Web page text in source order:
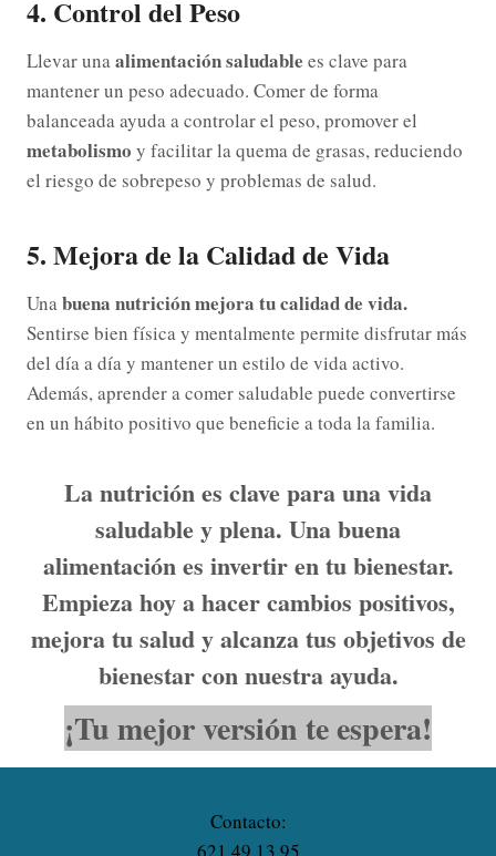
4. Control del Peso
Llevar unaalimentación saludable es clave para
mantener un peso adecuado. Comer de forma
balanceada ayuda a controlar el peso, promover el
metabolismo y facilitar la quema de grasas, reduciendo
el riesgo de sobrepeso y problemas de salud.
5. Mejora de la Calidad de Vida
Unabuena nutrición mejora tu calidad de vida.
Sentirse bien física y mentalmente permite disfrutar más
del día a día y mantener un estilo de vida activo.
Además, aprender a comer saludable puede convertirse
en un hábito positivo que beneficie a toda la familia.
La nutrición es clave para una vida
saludable y plena. Una buena
alimentación es invertir en tu bienestar.
Empieza hoy a hacer cambios positivos,
mejora tu salud y alcanza tus objetivos de
bienestar con nuestra ayuda.
¡Tu mejor versión te espera!
Contacto: